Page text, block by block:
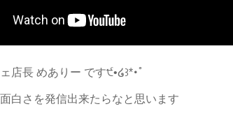
店長 めありー です੯•໒꒱*･ﾟ
白さを発信出来たらなと思います